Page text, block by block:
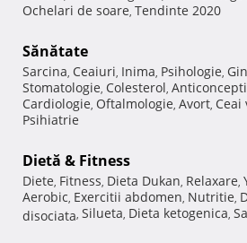
Ochelari de soare, Tendinte 2020
Sănătate
Sarcina, Ceaiuri, Inima, Psihologie,
Stomatologie, Colesterol,
Cardiologie, Oftalmologie, Avort, Ceai
Psihiatrie
Dietă & Fitness
Diete, Fitness, Dieta Dukan, Relaxare,
Aerobic, Exercitii abdomen, Nutritie,
disociata, Silueta, Dieta ketogenica,